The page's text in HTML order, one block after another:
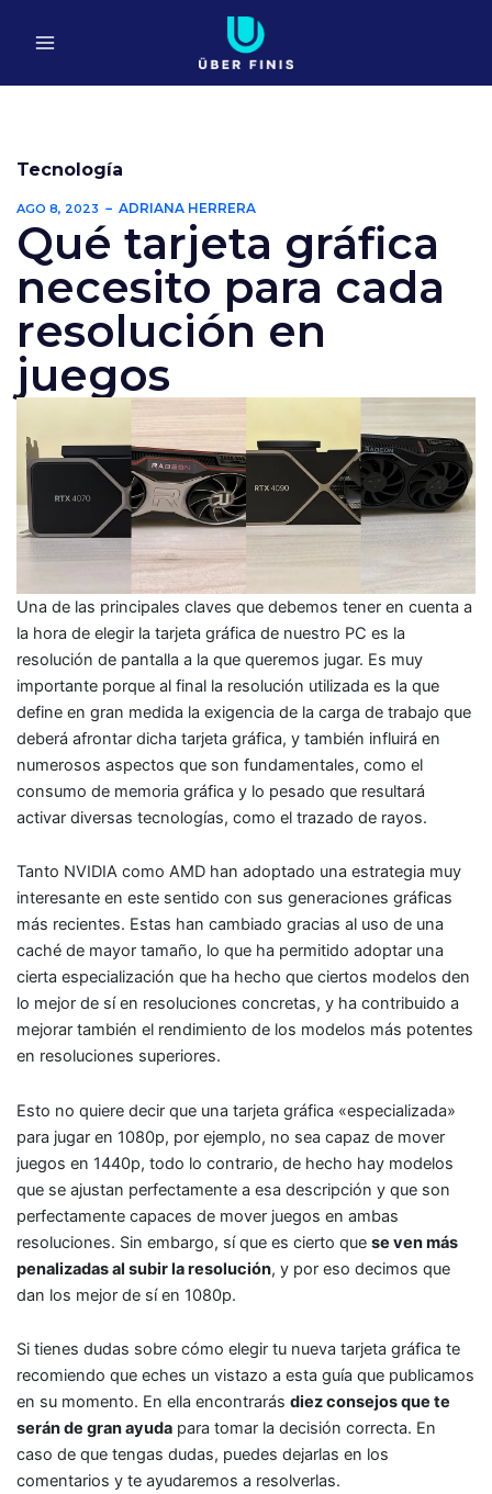
Tecnología
AGO 8, 2023 ADRIANA HERRERA
Qué tarjeta gráfica
necesito para cada
resolución en
juegos
Una de las principales claves que debemos tener en cuenta a
la hora de elegir la tarjeta gráfica de nuestro PC es la
resolución de pantalla a la que queremos jugar. Es muy
importante porque al final la resolución utilizada es la que
define en gran medida la exigencia de la carga de trabajo que
deberá afrontar dicha tarjeta gráfica, y también influirá en
numerosos aspectos que son fundamentales, como el
consumo de memoria gráfica y lo pesado que resultará
activar diversas tecnologías, como el trazado de rayos.
Tanto NVIDIA como AMD han adoptado una estrategia muy
interesante en este sentido con sus generaciones gráficas
más recientes. Estas han cambiado gracias al uso de una
caché de mayor tamaño, lo que ha permitido adoptar una
cierta especialización que ha hecho que ciertos modelos den
lo mejor de sí en resoluciones concretas, y ha contribuido a
mejorar también el rendimiento de los modelos más potentes
en resoluciones superiores.
Esto no quiere decir que una tarjeta gráfica «especializada»
para jugar en 1080p, por ejemplo, no sea capaz de mover
juegos en 1440p, todo lo contrario, de hecho hay modelos
que se ajustan perfectamente a esa descripción y que son
perfectamente capaces de mover juegos en ambas
resoluciones. Sin embargo, sí que es cierto que se ven más
penalizadas al subir la resolución, y por eso decimos que
dan los mejor de sí en 1080p.
Si tienes dudas sobre cómo elegir tu nueva tarjeta gráfica te
recomiendo que eches un vistazo a esta guía que publicamos
en su momento. En ella encontrarás diez consejos que te
serán de gran ayuda para tomar la decisión correcta. En
caso de que tengas dudas, puedes dejarlas en los
comentarios y te ayudaremos a resolverlas.